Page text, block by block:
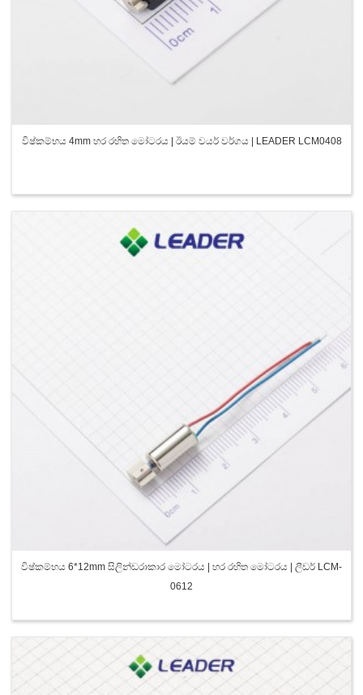
විෂ්කම්භය 4mm හර රහිත මෝටරය | ඊයම් වයර් වර්ගය | LEADER LCM0408
විෂ්කම්භය 6*12mm සිලින්ඩරාකාර මෝටරය | හර රහිත මෝටරය | ලීඩර් LCM-
0612